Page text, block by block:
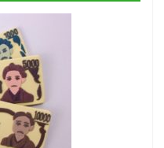
お問い合わせ
イフスタイル